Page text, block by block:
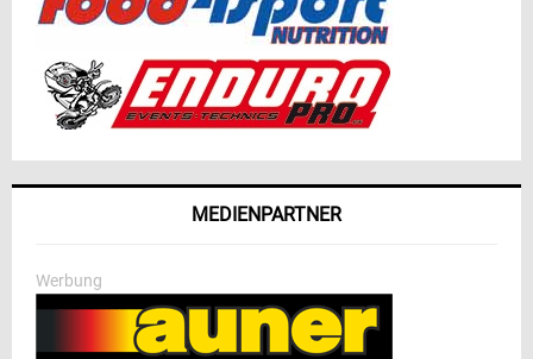
MEDIENPARTNER
Werbung